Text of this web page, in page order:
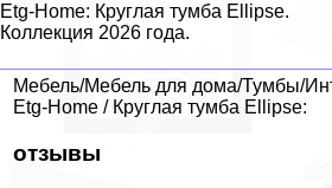
Etg-Home: Круглая тумба Ellipse.
Коллекция 2026 года.
Мебель/Мебель для дома/Тумбы/
Etg-Home / Круглая тумба Ellipse:
отзывы